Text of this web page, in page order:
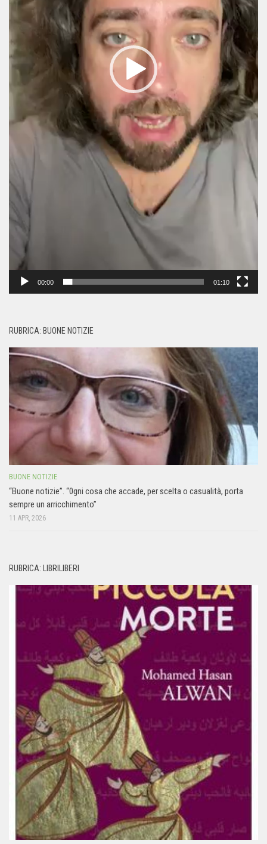
00:00 01:10
RUBRICA: BUONE NOTIZIE
BUONE NOTIZIE
“Buone notizie”. “0gni cosa che accade, per scelta o casualità, porta
sempre un arricchimento”
11 APR, 2026
RUBRICA: LIBRILIBERI